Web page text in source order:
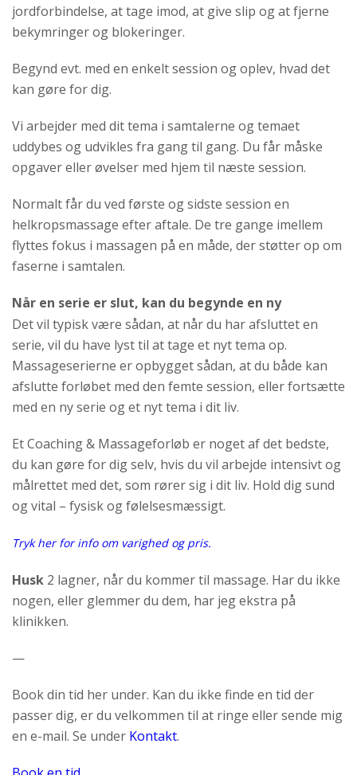
jordforbindelse, at tage imod, at give slip og at fjerne
bekymringer og blokeringer.
Begynd evt. med en enkelt session og oplev, hvad det
kan gøre for dig.
Vi arbejder med dit tema i samtalerne og temaet
uddybes og udvikles fra gang til gang. Du får måske
opgaver eller øvelser med hjem til næste session.
Normalt får du ved første og sidste session en
helkropsmassage efter aftale. De tre gange imellem
flyttes fokus i massagen på en måde, der støtter op om
faserne i samtalen.
Når en serie er slut, kan du begynde en ny
Det vil typisk være sådan, at når du har afsluttet en
serie, vil du have lyst til at tage et nyt tema op.
Massageserierne er opbygget sådan, at du både kan
afslutte forløbet med den femte session, eller fortsætte
med en ny serie og et nyt tema i dit liv.
Et Coaching & Massageforløb er noget af det bedste,
du kan gøre for dig selv, hvis du vil arbejde intensivt og
målrettet med det, som rører sig i dit liv. Hold dig sund
og vital – fysisk og følelsesmæssigt.
Tryk her for info om varighed og pris.
Husk 2 lagner, når du kommer til massage. Har du ikke
nogen, eller glemmer du dem, har jeg ekstra på
klinikken.
—
Book din tid her under. Kan du ikke finde en tid der
passer dig, er du velkommen til at ringe eller sende mig
en e-mail. Se under Kontakt.